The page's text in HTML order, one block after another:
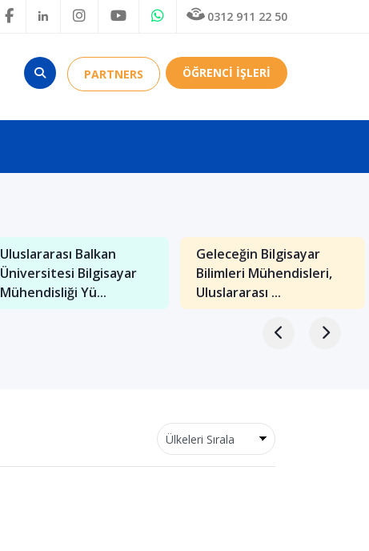
0312 911 22 50
PARTNERS ÖĞRENCİ İŞLERİ
Uluslararası Balkan
Üniversitesi Bilgisayar
Mühendisliği Yü...
Geleceğin Bilgisayar
Bilimleri Mühendisleri,
Uluslararası ...